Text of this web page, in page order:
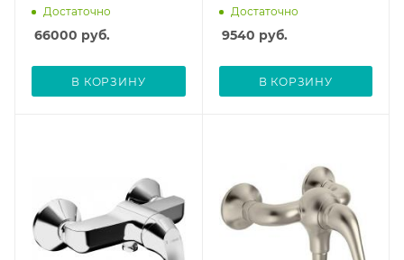
15711000, без скрытой
части, с монтажной
частью
Достаточно
66000 руб.
В КОРЗИНУ
Достаточно
9540 руб.
В КОРЗИНУ